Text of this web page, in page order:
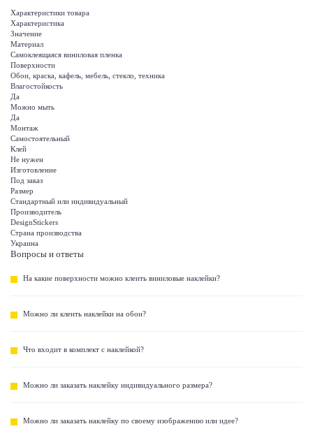
Характеристики товара
Характеристика
Значение
Материал
Самоклеящаяся виниловая пленка
Поверхности
Обои, краска, кафель, мебель, стекло, техника
Влагостойкость
Да
Можно мыть
Да
Монтаж
Самостоятельный
Клей
Не нужен
Изготовление
Под заказ
Размер
Стандартный или индивидуальный
Производитель
DesignStickers
Страна производства
Украина
Вопросы и ответы
На какие поверхности можно клеить виниловые наклейки?
Можно ли клеить наклейки на обои?
Что входит в комплект с наклейкой?
Можно ли заказать наклейку индивидуального размера?
Можно ли заказать наклейку по своему изображению или идее?